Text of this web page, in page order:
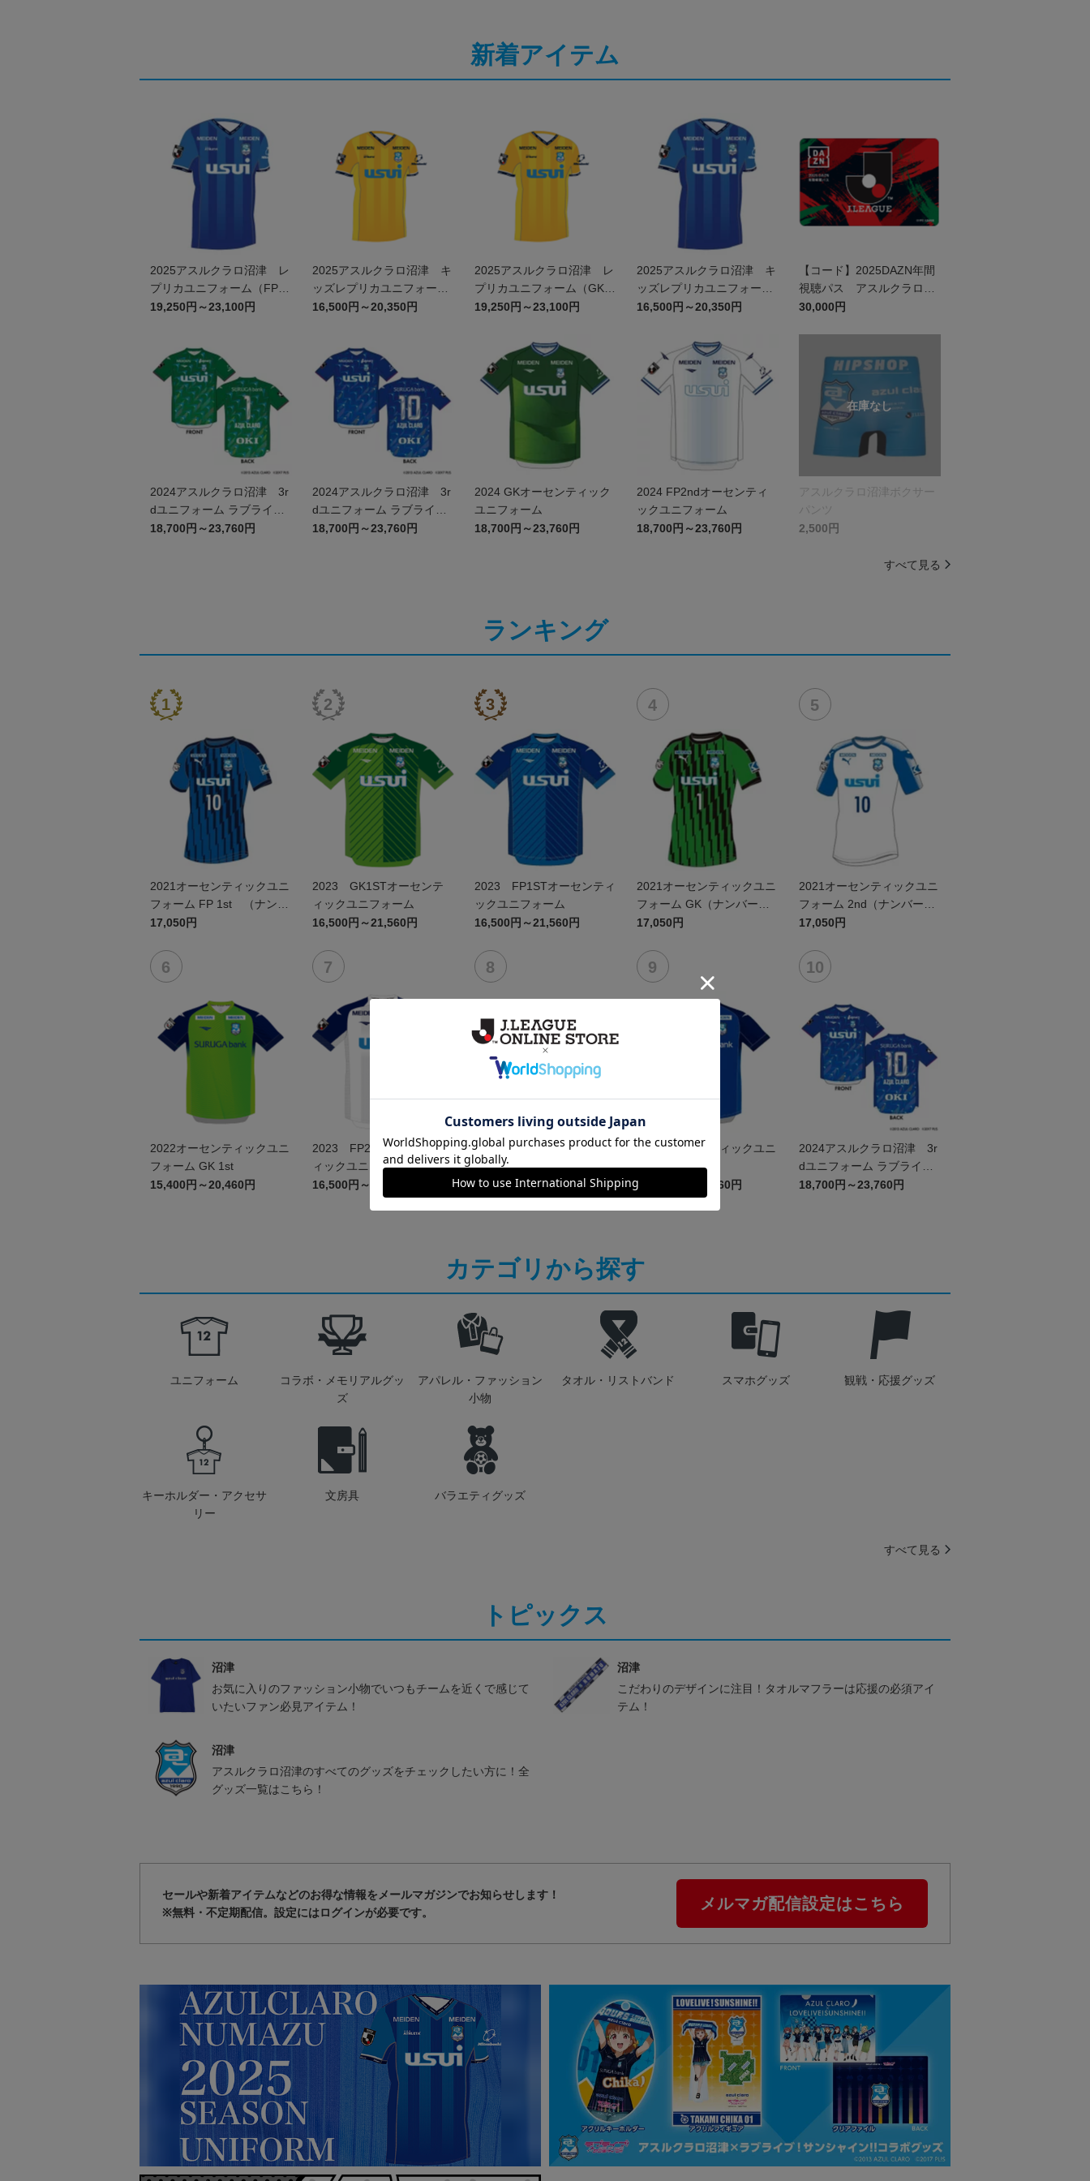
新着アイテム
2025アスルクラロ沼津 レ
プリカユニフォーム（FP 1
st）
19,250円～23,100円
2025アスルクラロ沼津 キ
ッズレプリカユニフォーム
（GK 1st）
16,500円～20,350円
2025アスルクラロ沼津 レ
プリカユニフォーム（GK 1
st）
19,250円～23,100円
2025アスルクラロ沼津 キ
ッズレプリカユニフォーム
（FP 1st）
16,500円～20,350円
【コード】2025DAZN年間
視聴パス アスルクラロ沼
津
30,000円
2024アスルクラロ沼津 3r
dユニフォーム ラブライ
ブ！サンシャイン!!エディ
18,700円～23,760円
2024アスルクラロ沼津 3r
dユニフォーム ラブライ
ブ！サンシャイン!!エディ
18,700円～23,760円
2024 GKオーセンティック
ユニフォーム
18,700円～23,760円
2024 FP2ndオーセンティ
ックユニフォーム
18,700円～23,760円
アスルクラロ沼津ボクサー
パンツ
2,500円
すべて見る
ランキング
2021オーセンティックユニ
フォーム FP 1st （ナンバ
ーのみ）
17,050円
2023 GK1STオーセンテ
ィックユニフォーム
16,500円～21,560円
2023 FP1STオーセンティ
ックユニフォーム
16,500円～21,560円
2021オーセンティックユニ
フォーム GK（ナンバーの
み）
17,050円
2021オーセンティックユニ
フォーム 2nd（ナンバーの
み）
17,050円
2022オーセンティックユニ
フォーム GK 1st
15,400円～20,460円
2023 FP2NDオーセンテ
ィックユニフォーム
16,500円～21,560円
アスルクラロ沼津 3rdユニ
フォーム ラブライブ！サン
シャイン!!2023エディショ
ン(FP)
18,700円～23,760円
2022オーセンティックユニ
フォーム FP 1st
15,400円～20,460円
2024アスルクラロ沼津 3r
dユニフォーム ラブライ
ブ！サンシャイン!!エディ
18,700円～23,760円
カテゴリから探す
ユニフォーム
コラボ・メモリアルグッ
ズ
アパレル・ファッション
小物
タオル・リストバンド スマホグッズ 観戦・応援グッズ
キーホルダー・アクセサ
リー
文房具 バラエティグッズ
すべて見る
トピックス
沼津
お気に入りのファッション小物でいつもチームを近くで感じて
いたいファン必見アイテム！
沼津
こだわりのデザインに注目！タオルマフラーは応援の必須アイ
テム！
沼津
アスルクラロ沼津のすべてのグッズをチェックしたい方に！全
グッズ一覧はこちら！
セールや新着アイテムなどのお得な情報をメールマガジンでお知らせします！
※無料・不定期配信。設定にはログインが必要です。
メルマガ配信設定はこちら